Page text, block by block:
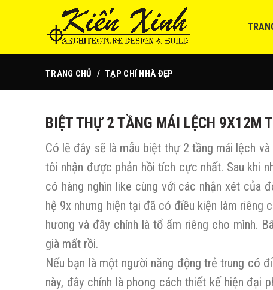
TRANG CHỦ TẠP CHÍ NHÀ ĐẸP
BIỆT THỰ 2 TẦNG MÁI LỆCH 9X12M
Có lẽ đây sẽ là mẫu biệt thự 2 tầng mái lệch
tôi nhận được phản hồi tích cực nhất. Sau khi
có hàng nghìn like cùng với các nhận xét của
hệ 9x nhưng hiện tại đã có điều kiện làm riêng
hương và đây chính là tổ ấm riêng cho mình.
già mất rồi.
Nếu bạn là một người năng động trẻ trung có
này, đây chính là phong cách thiết kế hiện đại